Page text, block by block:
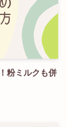
粉ミルクも併